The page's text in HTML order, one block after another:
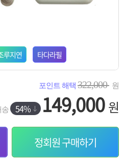
루지연 타다라필
포인트 해택 322,000 원
송 54% 149,000원
정회원 구매하기